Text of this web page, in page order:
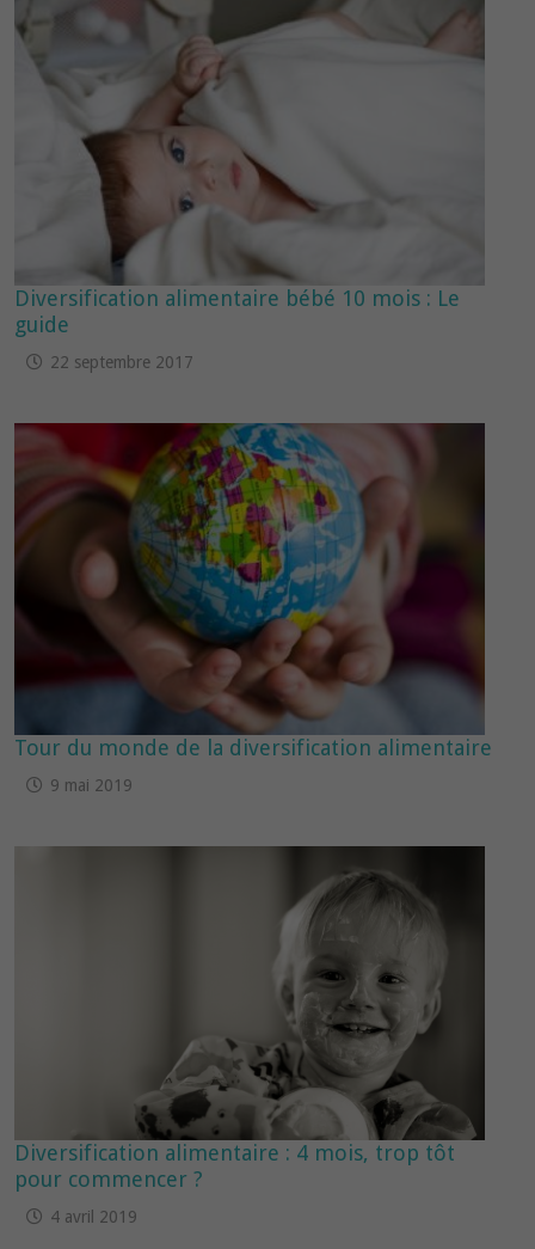
Diversification alimentaire bébé 10 mois : Le
guide
22 septembre 2017
Tour du monde de la diversification alimentaire
9 mai 2019
Diversification alimentaire : 4 mois, trop tôt
pour commencer ?
4 avril 2019